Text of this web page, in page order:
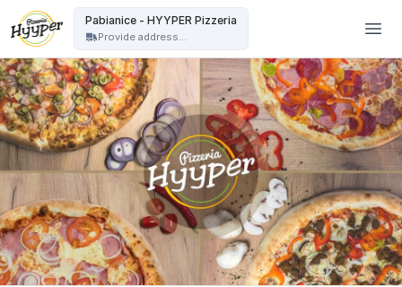
Pabianice - HYYPER Pizzeria
Provide address...